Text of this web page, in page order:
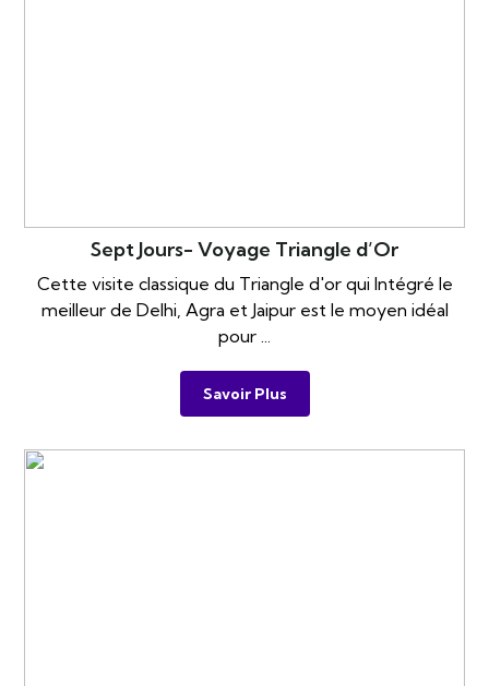
Sept Jours- Voyage Triangle d’Or
Cette visite classique du Triangle d'or qui Intégré le
meilleur de Delhi, Agra et Jaipur est le moyen idéal
pour ...
Savoir Plus